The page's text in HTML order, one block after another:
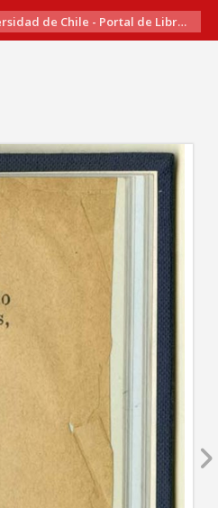
Universidad de Chile - Portal de Libros Electrónicos